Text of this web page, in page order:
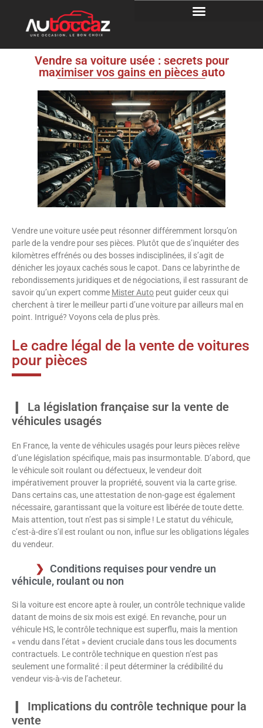
Vendre sa voiture usée : secrets pour
maximiser vos gains en pièces auto
Vendre une voiture usée peut résonner différemment lorsqu’on
parle de la vendre pour ses pièces. Plutôt que de s’inquiéter des
kilomètres effrénés ou des bosses indisciplinées, il s’agit de
dénicher les joyaux cachés sous le capot. Dans ce labyrinthe de
rebondissements juridiques et de négociations, il est rassurant de
savoir qu’un expert comme Mister Auto peut guider ceux qui
cherchent à tirer le meilleur parti d’une voiture par ailleurs mal en
point. Intrigué? Voyons cela de plus près.
Le cadre légal de la vente de voitures
pour pièces
La législation française sur la vente de
véhicules usagés
En France, la vente de véhicules usagés pour leurs pièces relève
d’une législation spécifique, mais pas insurmontable. D’abord, que
le véhicule soit roulant ou défectueux, le vendeur doit
impérativement prouver la propriété, souvent via la carte grise.
Dans certains cas, une attestation de non-gage est également
nécessaire, garantissant que la voiture est libérée de toute dette.
Mais attention, tout n’est pas si simple ! Le statut du véhicule,
c’est-à-dire s’il est roulant ou non, influe sur les obligations légales
du vendeur.
Conditions requises pour vendre un
véhicule, roulant ou non
Si la voiture est encore apte à rouler, un contrôle technique valide
datant de moins de six mois est exigé. En revanche, pour un
véhicule HS, le contrôle technique est superflu, mais la mention
« vendu dans l’état » devient cruciale dans tous les documents
contractuels. Le contrôle technique en question n’est pas
seulement une formalité : il peut déterminer la crédibilité du
vendeur vis-à-vis de l’acheteur.
Implications du contrôle technique pour la
vente